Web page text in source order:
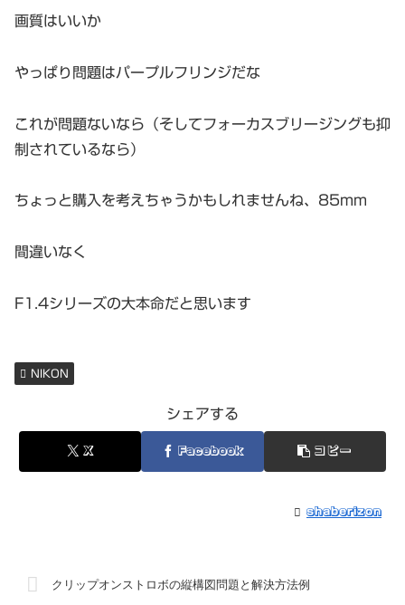
画質はいいか
やっぱり問題はパープルフリンジだな
これが問題ないなら（そしてフォーカスブリージングも抑
制されているなら）
ちょっと購入を考えちゃうかもしれませんね、85mm
間違いなく
F1.4シリーズの大本命だと思います
NIKON
シェアする
X Facebook コピー
shaberizon
クリップオンストロボの縦構図問題と解決方法例